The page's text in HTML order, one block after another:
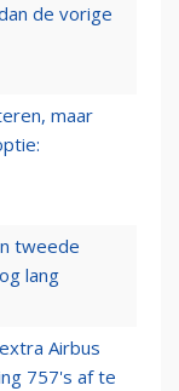
de vorige
maar
tweede
lang
Airbus
757's af te